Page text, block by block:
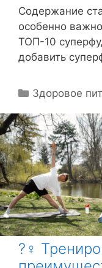
Содержание
особенно
ТОП-10
добавить
Р
б
р
и
к
и
Здоровое
?♀️